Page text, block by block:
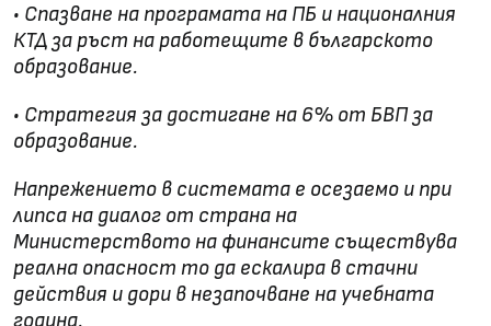
• Спазване на програмата на ПБ и националния
КТД за ръст на работещите в българското
образование.
• Стратегия за достигане на 6% от БВП за
образование.
Напрежението в системата е осезаемо и при
липса на диалог от страна на
Министерството на финансите съществува
реална опасност то да ескалира в стачни
действия и дори в незапочване на учебната
година.